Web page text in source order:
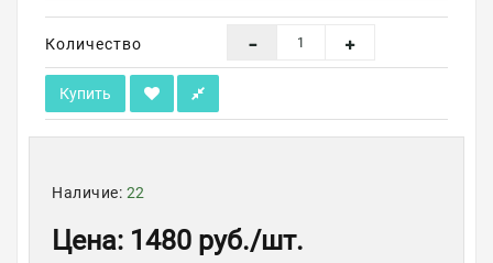
Количество
Купить
Наличие: 22
Цена: 1480 руб./шт.